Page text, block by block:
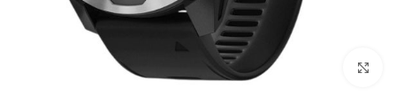
بزرگنمایی تصویر